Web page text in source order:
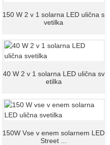
150 W 2 v 1 solarna LED ulična s
vetilka
40 W 2 v 1 solarna LED ulična sv
etilka
150W Vse v enem solarnem LED
Street ...